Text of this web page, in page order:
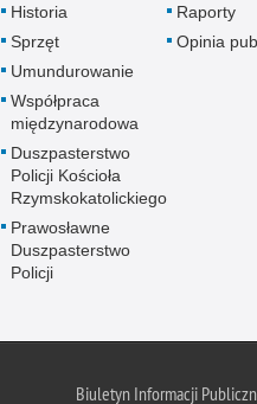
Historia
Sprzęt
Umundurowanie
Współpraca
międzynarodowa
Duszpasterstwo
Policji Kościoła
Rzymskokatolickiego
Prawosławne
Duszpasterstwo
Policji
Raporty
Opinia
Biuletyn Informacji